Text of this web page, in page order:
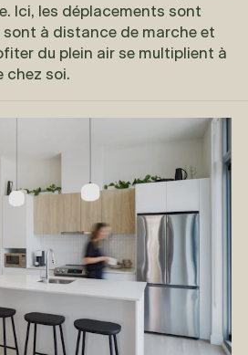
Ici, les déplacements sont
sont à distance de marche et
du plein air se multiplient à
chez soi.